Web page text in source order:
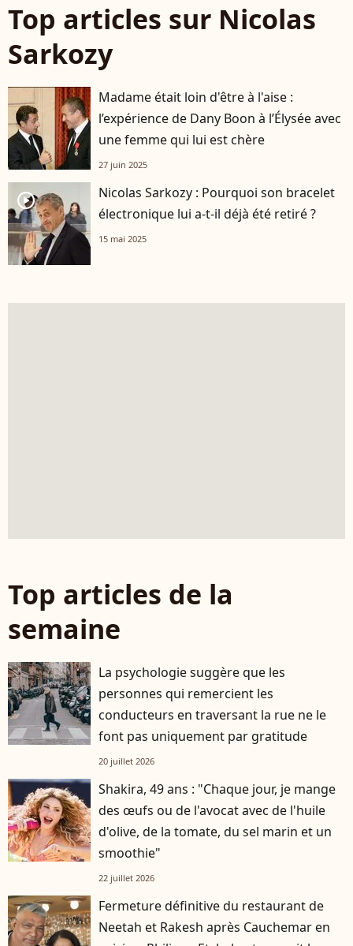
Top articles sur Nicolas
Sarkozy
Madame était loin d'être à l'aise :
l’expérience de Dany Boon à l’Élysée avec
une femme qui lui est chère
27 juin 2025
player2
Nicolas Sarkozy : Pourquoi son bracelet
électronique lui a-t-il déjà été retiré ?
15 mai 2025
Top articles de la
semaine
La psychologie suggère que les
personnes qui remercient les
conducteurs en traversant la rue ne le
font pas uniquement par gratitude
20 juillet 2026
Shakira, 49 ans : "Chaque jour, je mange
des œufs ou de l'avocat avec de l'huile
d'olive, de la tomate, du sel marin et un
smoothie"
22 juillet 2026
Fermeture définitive du restaurant de
Neetah et Rakesh après Cauchemar en